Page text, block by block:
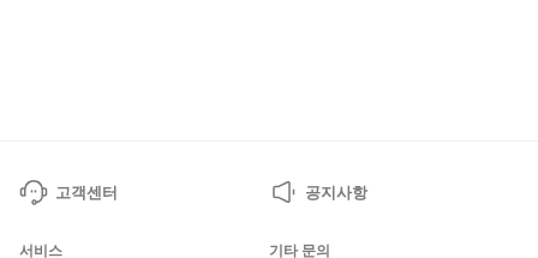
고객센터 공지사항
서비스 기타 문의